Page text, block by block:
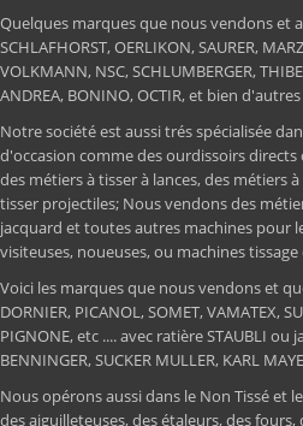
Quelques marques que nous vendons et
SCHLAFHORST, OERLIKON, SAURER,
VOLKMANN, NSC, SCHLUMBERGER,
ANDREA, BONINO, OCTIR, et bien d'autres
Notre société est aussi trés spécialisée
d'occasion comme des ourdissoirs
des métiers à tisser à lances, des métiers
tisser projectiles; Nous vendons des
jacquard et toutes autres machines pour
visiteuses, noueuses, ou machines
Voici les marques que nous vendons et
DORNIER, PICANOL, SOMET, VAMATEX,
PIGNONE, etc .... avec ratière STAUBLI ou
BENNINGER, SUCKER MULLER, KARL
Nous opérons aussi dans le Non Tissé et
des aiguilleteuses, des étaleurs, des